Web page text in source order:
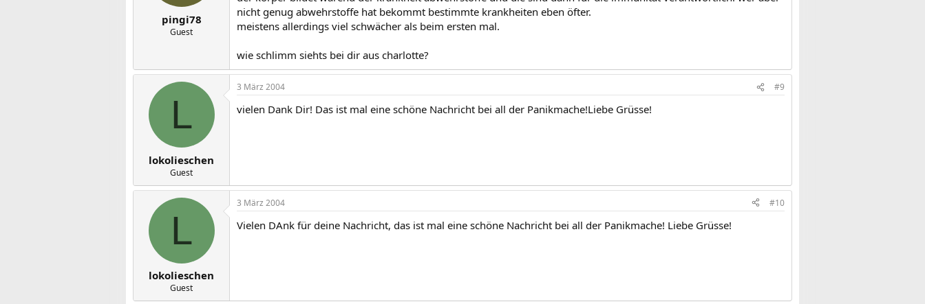
pingi78
Guest
nicht genug abwehrstoffe hat bekommt bestimmte krankheiten eben öfter.
meistens allerdings viel schwächer als beim ersten mal.
wie schlimm siehts bei dir aus charlotte?
L
lokolieschen
Guest
3 März 2004 #9
vielen Dank Dir! Das ist mal eine schöne Nachricht bei all der Panikmache!Liebe Grüsse!
L
lokolieschen
Guest
3 März 2004 #10
Vielen DAnk für deine Nachricht, das ist mal eine schöne Nachricht bei all der Panikmache! Liebe Grüsse!